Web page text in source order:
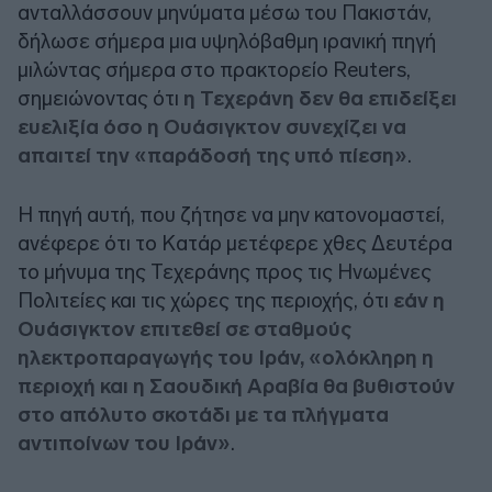
ανταλλάσσουν μηνύματα μέσω του Πακιστάν,
δήλωσε σήμερα μια υψηλόβαθμη ιρανική πηγή
μιλώντας σήμερα στο πρακτορείο Reuters,
σημειώνοντας ότι η Τεχεράνη δεν θα επιδείξει
ευελιξία όσο η Ουάσιγκτον συνεχίζει να
απαιτεί την «παράδοσή της υπό πίεση».
Η πηγή αυτή, που ζήτησε να μην κατονομαστεί,
ανέφερε ότι το Κατάρ μετέφερε χθες Δευτέρα
το μήνυμα της Τεχεράνης προς τις Ηνωμένες
Πολιτείες και τις χώρες της περιοχής, ότι εάν η
Ουάσιγκτον επιτεθεί σε σταθμούς
ηλεκτροπαραγωγής του Ιράν, «ολόκληρη η
περιοχή και η Σαουδική Αραβία θα βυθιστούν
στο απόλυτο σκοτάδι με τα πλήγματα
αντιποίνων του Ιράν».